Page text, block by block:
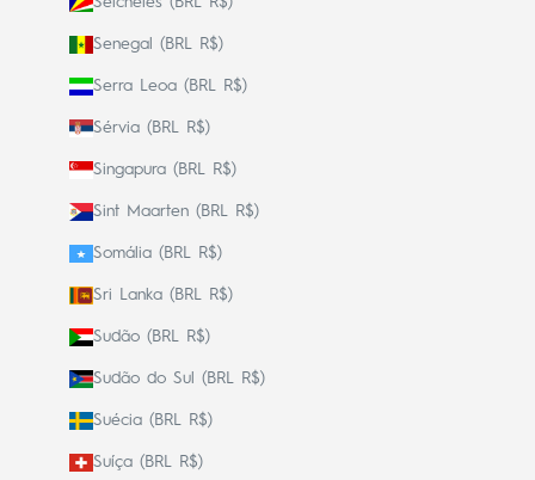
Senegal (BRL R$)
Serra Leoa (BRL R$)
Sérvia (BRL R$)
Singapura (BRL R$)
Sint Maarten (BRL R$)
Somália (BRL R$)
Sri Lanka (BRL R$)
Sudão (BRL R$)
Sudão do Sul (BRL R$)
Suécia (BRL R$)
Suíça (BRL R$)